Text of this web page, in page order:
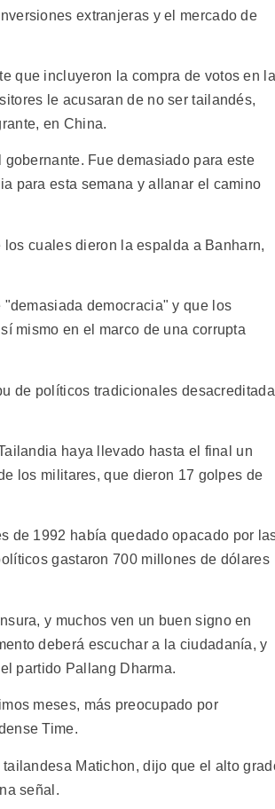
extranjeras y el mercado de
que incluyeron la compra de votos en la
le acusaran de no ser tailandés,
en China.
Fue demasiado para este
para esta semana y allanar el camino
cuales dieron la espalda a Banharn,
democracia" y que los
mismo en el marco de una corrupta
de políticos tradicionales desacreditada
haya llevado hasta el final un
los militares, que dieron 17 golpes de
de 1992 había quedado opacado por
gastaron 700 millones de dólares
y muchos ven un buen signo en
deberá escuchar a la ciudadanía, y
partido Pallang Dharma.
meses, más preocupado por
Time.
Matichon, dijo que el alto
señal.